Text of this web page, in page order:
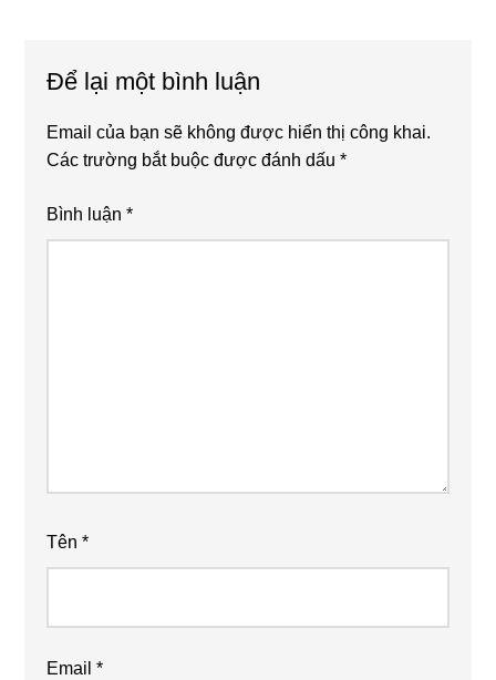
Interactions
Để lại một bình luận
Email của bạn sẽ không được hiển thị công khai.
Các trường bắt buộc được đánh dấu*
Bình luận*
Tên*
Email*